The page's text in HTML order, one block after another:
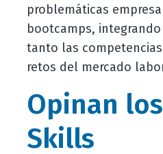
problemáticas
bootcamps,
tanto las
retos del mercado
Opinan
Skills